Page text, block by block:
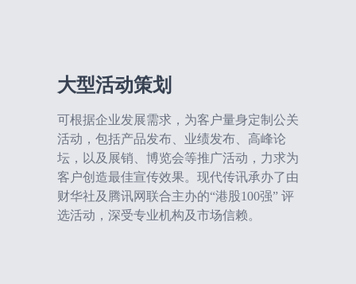
大型活动策划
可根据企业发展需求，为客户量身定制公关
活动，包括产品发布、业绩发布、高峰论
坛，以及展销、博览会等推广活动，力求为
客户创造最佳宣传效果。现代传讯承办了由
财华社及腾讯网联合主办的“港股100强” 评
选活动，深受专业机构及市场信赖。